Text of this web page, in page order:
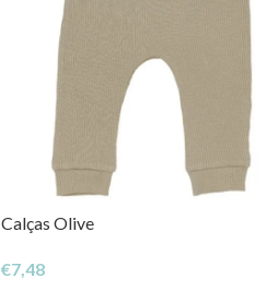
Calças Olive
€7,48